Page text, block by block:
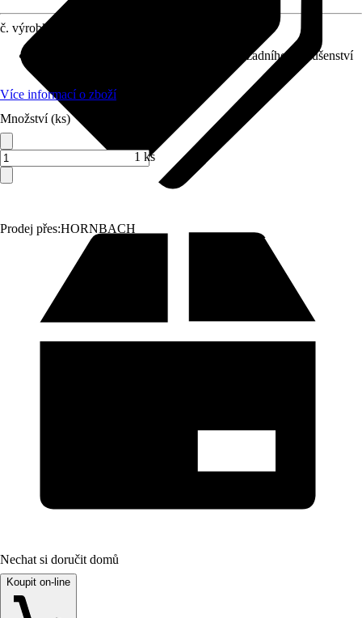
Prodej přes:HORNBACH
č. výrobku
Zadní konzole pro uchycení zadního příslušenství
Více informací o zboží
Množství (ks)
1 ks
Nechat si doručit domů
Koupit on-line